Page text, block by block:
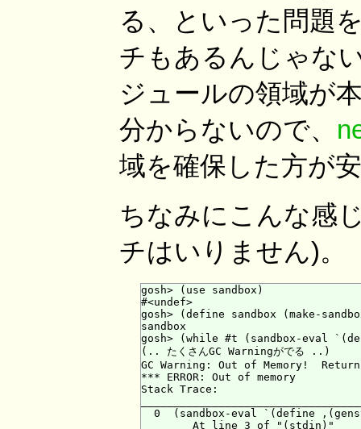
る、といった問題
チもあるんじゃな
ジュールの領域が
分からないので、
域を確保した方が
ちなみにこんな感
チはいりません)。
gosh> (use sandbox)
#<undef>
gosh> (define sandbox (make-
sandbox
gosh> (while #t (sandbox-eval
(.. たくさんGC Warningがでる ..)
GC Warning: Out of Memory!
*** ERROR: Out of memory
Stack Trace:
0  (sandbox-eval `(define
        At line 3 of "(stdin)"